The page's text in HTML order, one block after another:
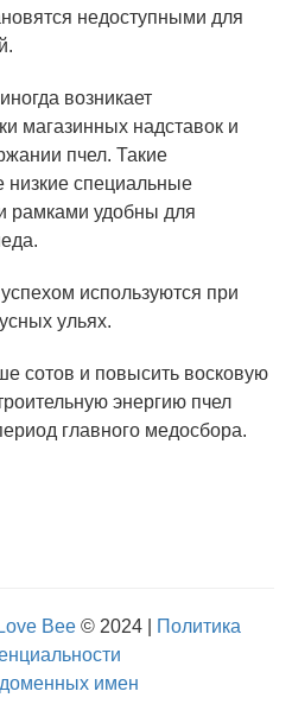
недоступными для
возникает
магазинных надставок и
пчел. Такие
низкие специальные
рамками удобны для
используются при
ульях.
сотов и повысить восковую
энергию пчел
главного медосбора.
Bee© 2024 |
Политика
имен